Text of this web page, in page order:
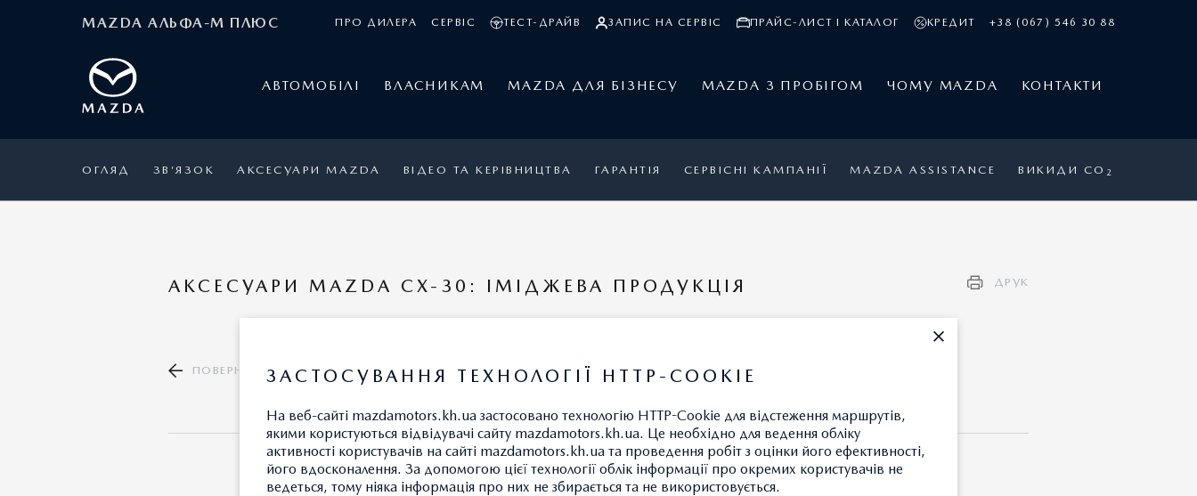
MAZDA АЛЬФА-М ПЛЮС ПРО ДИЛЕРА СЕРВІС ТЕСТ-ДРАЙВ ЗАПИС НА СЕРВІС ПРАЙС-ЛИСТ І КАТАЛОГ КРЕДИТ +38 (067) 546 30 88
АВТОМОБІЛІ ВЛАСНИКАМ MAZDA ДЛЯ БІЗНЕСУ MAZDA З ПРОБІГОМ ЧОМУ MAZDA КОНТАКТИ
ОГЛЯД ЗВ’ЯЗОК АКСЕСУАРИ MAZDA ВІДЕО ТА КЕРІВНИЦТВА ГАРАНТІЯ СЕРВІСНІ КАМПАНІЇ MAZDA ASSISTANCE ВИКИДИ CO 2
АКСЕСУАРИ MAZDA CX-30: ІМІДЖЕВА ПРОДУКЦІЯ
ПОВЕРНУТИСЯ ДО КАТАЛОГУ АКСЕСУАРІВ
ДРУК
ЗАСТОСУВАННЯ ТЕХНОЛОГІЇ HTTP-COOKIE
На веб-сайті mazdamotors.kh.ua застосовано технологію HTTP-Cookie для відстеження маршрутів,
якими користуються відвідувачі сайту mazdamotors.kh.ua. Це необхідно для ведення обліку
активності користувачів на сайті mazdamotors.kh.ua та проведення робіт з оцінки його ефективності,
його вдосконалення. За допомогою цієї технології облік інформації про окремих користувачів не
ведеться, тому ніяка інформація про них не збирається та не використовується.